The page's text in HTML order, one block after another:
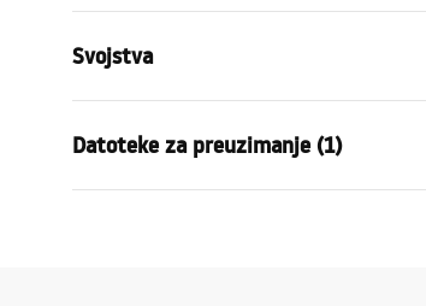
Svojstva
Materijal
Način montaže
Datoteke za preuzimanje (1)